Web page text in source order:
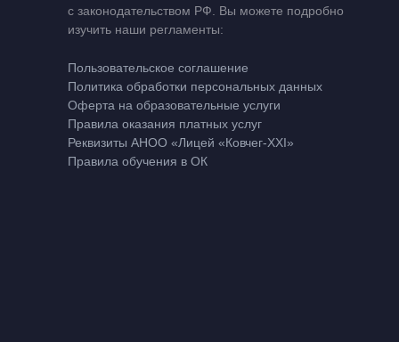
с законодательством РФ. Вы можете подробно
изучить наши регламенты:
Пользовательское соглашение
Политика обработки персональных данных
Оферта на образовательные услуги
Правила оказания платных услуг
Реквизиты АНОО «Лицей «Ковчег-XXI»
Правила обучения в ОК